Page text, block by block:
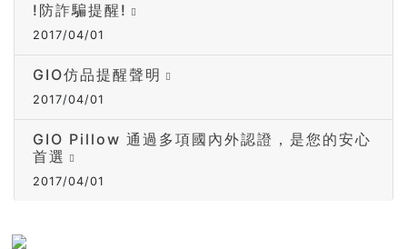
!防詐騙提醒!
2017/04/01
GIO仿品提醒聲明
2017/04/01
GIO Pillow 通過多項國內外認證，是您的安心
首選
2017/04/01